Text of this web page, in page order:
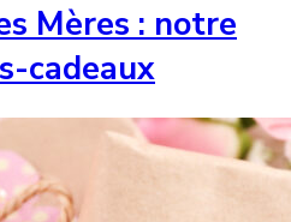
Mères : notre
cadeaux